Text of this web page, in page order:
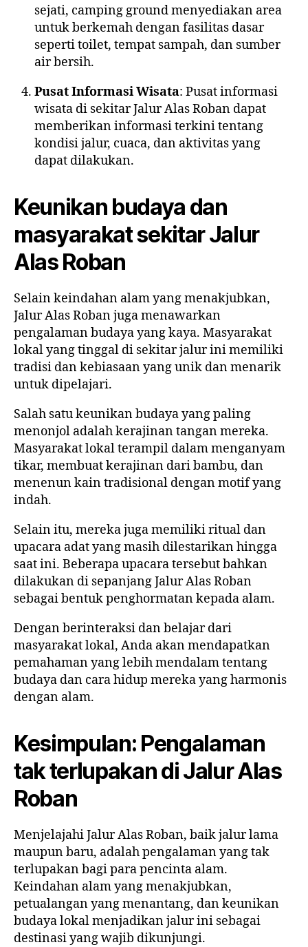
sejati, camping ground menyediakan area
untuk berkemah dengan fasilitas dasar
seperti toilet, tempat sampah, dan sumber
air bersih.
Pusat Informasi Wisata: Pusat informasi
wisata di sekitar Jalur Alas Roban dapat
memberikan informasi terkini tentang
kondisi jalur, cuaca, dan aktivitas yang
dapat dilakukan.
Keunikan budaya dan
masyarakat sekitar Jalur
Alas Roban
Selain keindahan alam yang menakjubkan,
Jalur Alas Roban juga menawarkan
pengalaman budaya yang kaya. Masyarakat
lokal yang tinggal di sekitar jalur ini memiliki
tradisi dan kebiasaan yang unik dan menarik
untuk dipelajari.
Salah satu keunikan budaya yang paling
menonjol adalah kerajinan tangan mereka.
Masyarakat lokal terampil dalam menganyam
tikar, membuat kerajinan dari bambu, dan
menenun kain tradisional dengan motif yang
indah.
Selain itu, mereka juga memiliki ritual dan
upacara adat yang masih dilestarikan hingga
saat ini. Beberapa upacara tersebut bahkan
dilakukan di sepanjang Jalur Alas Roban
sebagai bentuk penghormatan kepada alam.
Dengan berinteraksi dan belajar dari
masyarakat lokal, Anda akan mendapatkan
pemahaman yang lebih mendalam tentang
budaya dan cara hidup mereka yang harmonis
dengan alam.
Kesimpulan: Pengalaman
tak terlupakan di Jalur Alas
Roban
Menjelajahi Jalur Alas Roban, baik jalur lama
maupun baru, adalah pengalaman yang tak
terlupakan bagi para pencinta alam.
Keindahan alam yang menakjubkan,
petualangan yang menantang, dan keunikan
budaya lokal menjadikan jalur ini sebagai
destinasi yang wajib dikunjungi.